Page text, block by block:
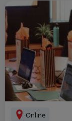
Online